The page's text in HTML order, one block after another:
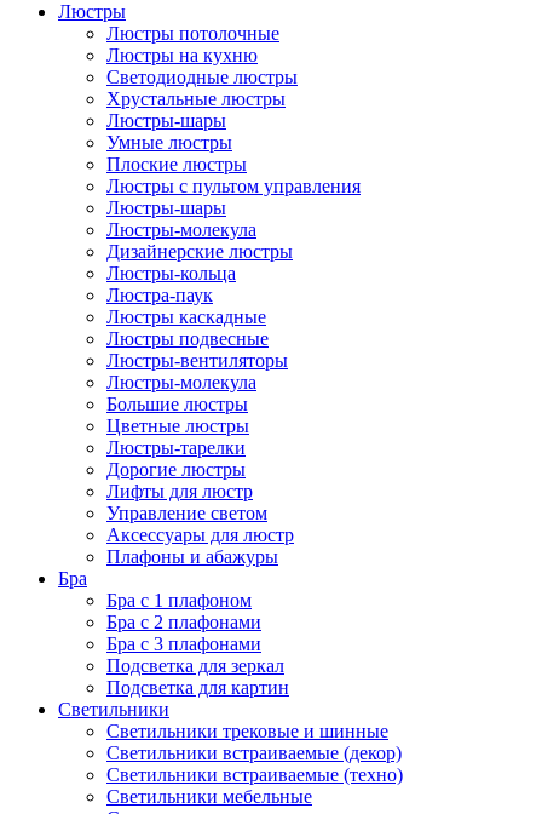
Люстры
Люстры потолочные
Люстры на кухню
Светодиодные люстры
Хрустальные люстры
Люстры-шары
Умные люстры
Плоские люстры
Люстры с пультом управления
Люстры-шары
Люстры-молекула
Дизайнерские люстры
Люстры-кольца
Люстра-паук
Люстры каскадные
Люстры подвесные
Люстры-вентиляторы
Люстры-молекула
Большие люстры
Цветные люстры
Люстры-тарелки
Дорогие люстры
Лифты для люстр
Управление светом
Аксессуары для люстр
Плафоны и абажуры
Бра
Бра с 1 плафоном
Бра с 2 плафонами
Бра с 3 плафонами
Подсветка для зеркал
Подсветка для картин
Светильники
Светильники трековые и шинные
Светильники встраиваемые (декор)
Светильники встраиваемые (техно)
Светильники мебельные